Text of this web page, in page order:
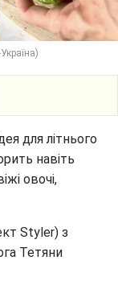
для літнього
навіть
овочі,
Styler) з
Тетяни